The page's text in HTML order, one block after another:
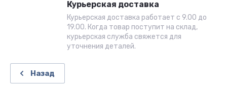
Курьерская доставка
Курьерская доставка работает с 9.00 до
19.00. Когда товар поступит на склад,
курьерская служба свяжется для
уточнения деталей.
Назад